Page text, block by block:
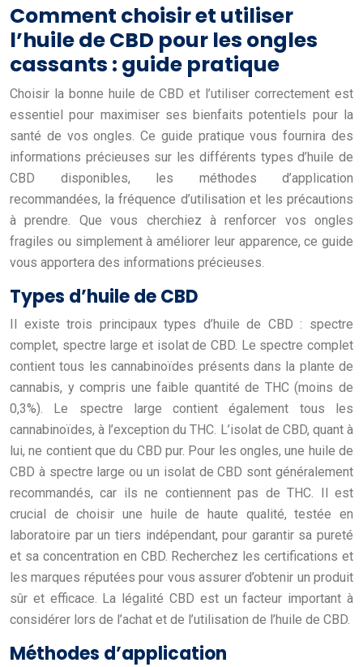
Comment choisir et utiliser
l’huile de CBD pour les ongles
cassants : guide pratique
Choisir la bonne huile de CBD et l’utiliser correctement est
essentiel pour maximiser ses bienfaits potentiels pour la
santé de vos ongles. Ce guide pratique vous fournira des
informations précieuses sur les différents types d’huile de
CBD disponibles, les méthodes d’application
recommandées, la fréquence d’utilisation et les précautions
à prendre. Que vous cherchiez à renforcer vos ongles
fragiles ou simplement à améliorer leur apparence, ce guide
vous apportera des informations précieuses.
Types d’huile de CBD
Il existe trois principaux types d’huile de CBD : spectre
complet, spectre large et isolat de CBD. Le spectre complet
contient tous les cannabinoïdes présents dans la plante de
cannabis, y compris une faible quantité de THC (moins de
0,3%). Le spectre large contient également tous les
cannabinoïdes, à l’exception du THC. L’isolat de CBD, quant à
lui, ne contient que du CBD pur. Pour les ongles, une huile de
CBD à spectre large ou un isolat de CBD sont généralement
recommandés, car ils ne contiennent pas de THC. Il est
crucial de choisir une huile de haute qualité, testée en
laboratoire par un tiers indépendant, pour garantir sa pureté
et sa concentration en CBD. Recherchez les certifications et
les marques réputées pour vous assurer d’obtenir un produit
sûr et efficace. La légalité CBD est un facteur important à
considérer lors de l’achat et de l’utilisation de l’huile de CBD.
Méthodes d’application